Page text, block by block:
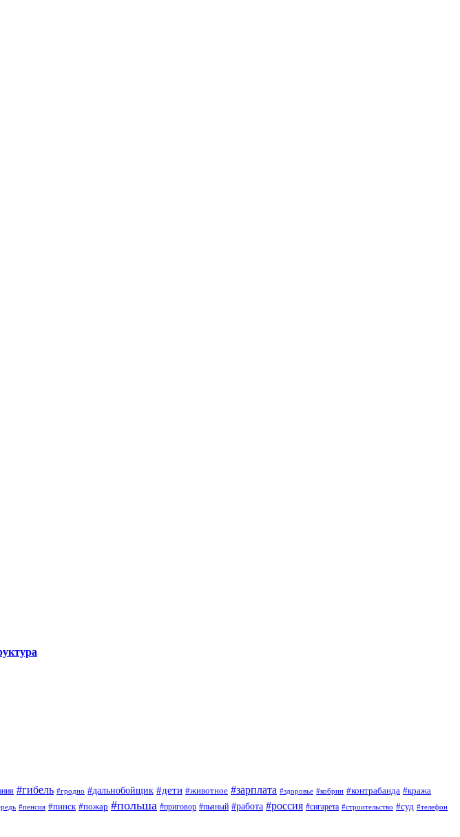
#гибель #гродно #дальнобойщик #дети #животное #зарплата #здоровье #кобрин #контрабанда #кража
#пенсия #пинск #пожар #польша #приговор #пьяный #работа #россия #сигарета #строительство #суд #телефон